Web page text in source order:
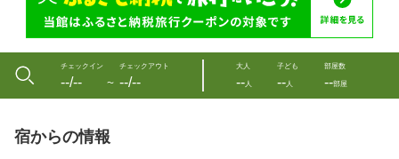
チェックイン
--/-- 〜
チェックアウト
--/--
大人
--人
子ども
--人
部屋数
--部屋
宿からの情報